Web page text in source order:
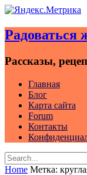
to
content
Радоваться
Рассказы,
Главная
Блог
Карта сайта
Forum
Контакты
Search
for:
Home Метка: